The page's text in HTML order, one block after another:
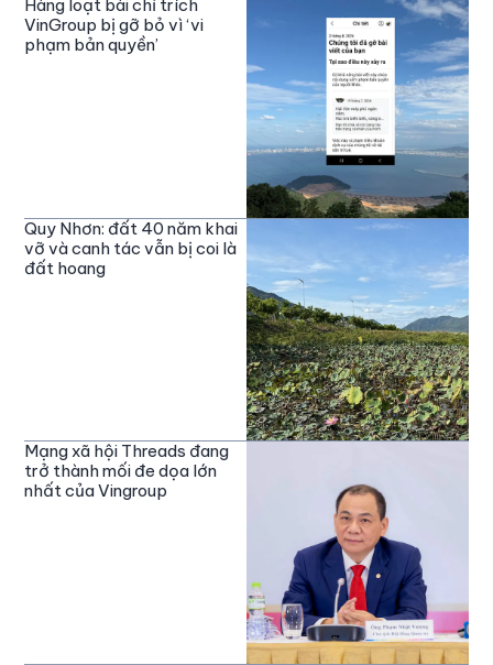
Hàng loạt bài chỉ trích
VinGroup bị gỡ bỏ vì ‘vi
phạm bản quyền’
Quy Nhơn: đất 40 năm khai
vỡ và canh tác vẫn bị coi là
đất hoang
Mạng xã hội Threads đang
trở thành mối đe dọa lớn
nhất của Vingroup